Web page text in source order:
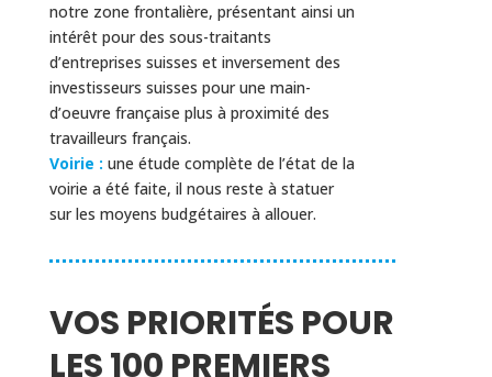
notre zone frontalière, présentant ainsi un
intérêt pour des sous-traitants
d’entreprises suisses et inversement des
investisseurs suisses pour une main-
d’oeuvre française plus à proximité des
travailleurs français.
Voirie : une étude complète de l’état de la
voirie a été faite, il nous reste à statuer
sur les moyens budgétaires à allouer.
VOS PRIORITÉS POUR
LES 100 PREMIERS